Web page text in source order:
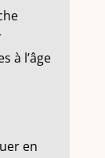
à l’âge
en